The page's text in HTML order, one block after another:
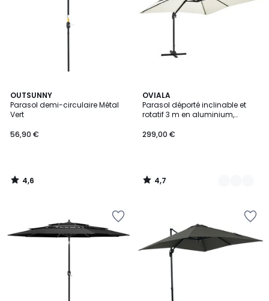
OUTSUNNY
Parasol demi-circulaire Métal
Vert
56,90 €
4,6
/ 5
4,6
/
OVIALA
Parasol déporté inclinable et
rotatif 3 m en aluminium,
299,00 €
4,7
/ 5
3
Couleurs
4,7
/